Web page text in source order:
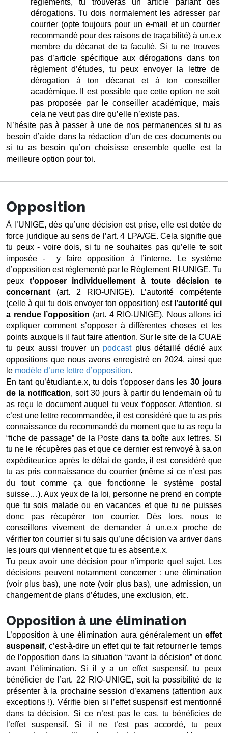
règlements, tu trouveras un article parlant des
dérogations. Tu dois normalement les adresser par
courrier (opte toujours pour un e-mail et un courrier
recommandé pour des raisons de traçabilité) à un.e.x
membre du décanat de ta faculté. Si tu ne trouves
pas d’article spécifique aux dérogations dans ton
règlement d’études, tu peux envoyer la lettre de
dérogation à ton décanat et à ton conseiller
académique. Il est possible que cette option ne soit
pas proposée par le conseiller académique, mais
cela ne veut pas dire qu’elle n’existe pas.
N’hésite pas à passer à une de nos permanences si tu as
besoin d’aide dans la rédaction d’un de ces documents ou
si tu as besoin qu’on choisisse ensemble quelle est la
meilleure option pour toi.
Opposition
À l’UNIGE, dès qu’une décision est prise, elle est dotée de
force juridique au sens de l’art. 4 LPA/GE. Cela signifie que
tu peux - voire dois, si tu ne souhaites pas qu’elle te soit
imposée -  y faire opposition à l’interne. Le système
d’opposition est réglementé par le Règlement RI-UNIGE. Tu
peux t’opposer individuellement à toute décision te
concernant (art. 2 RIO-UNIGE). L’autorité compétente
(celle à qui tu dois envoyer ton opposition) est l’autorité qui
a rendue l’opposition (art. 4 RIO-UNIGE). Nous allons ici
expliquer comment s’opposer à différentes choses et les
points auxquels il faut faire attention. Sur le site de la CUAE
tu peux aussi trouver un podcast plus détaillé dédié aux
oppositions que nous avons enregistré en 2024, ainsi que
le modèle d’une lettre d’opposition.
En tant qu’étudiant.e.x, tu dois t’opposer dans les 30 jours
de la notification, soit 30 jours à partir du lendemain où tu
as reçu le document auquel tu veux t’opposer. Attention, si
c’est une lettre recommandée, il est considéré que tu as pris
connaissance du recommandé du moment que tu as reçu la
“fiche de passage” de la Poste dans ta boîte aux lettres. Si
tu ne le récupères pas et que ce dernier est renvoyé à sa.on
expéditeur.ice après le délai de garde, il est considéré que
tu as pris connaissance du courrier (même si ce n’est pas
du tout comme ça que fonctionne le système postal
suisse…). Aux yeux de la loi, personne ne prend en compte
que tu sois malade ou en vacances et que tu ne puisses
donc pas récupérer ton courrier. Dès lors, nous te
conseillons vivement de demander à un.e.x proche de
vérifier ton courrier si tu sais qu’une décision va arriver dans
les jours qui viennent et que tu es absent.e.x.
Tu peux avoir une décision pour n’importe quel sujet. Les
décisions peuvent notamment concerner : une élimination
(voir plus bas), une note (voir plus bas), une admission, un
changement de plans d’études, une exclusion, etc.
Opposition à une élimination
L’opposition à une élimination aura généralement un effet
suspensif, c’est-à-dire un effet qui te fait retourner le temps
de l’opposition dans la situation “avant la décision” et donc
avant l’élimination. Si il y a un effet suspensif, tu peux
bénéficier de l’art. 22 RIO-UNIGE, soit la possibilité de te
présenter à la prochaine session d’examens (attention aux
exceptions !). Vérifie bien si l’effet suspensif est mentionné
dans ta décision. Si ce n’est pas le cas, tu bénéficies de
l’effet suspensif. Si il ne t’est pas accordé, tu peux